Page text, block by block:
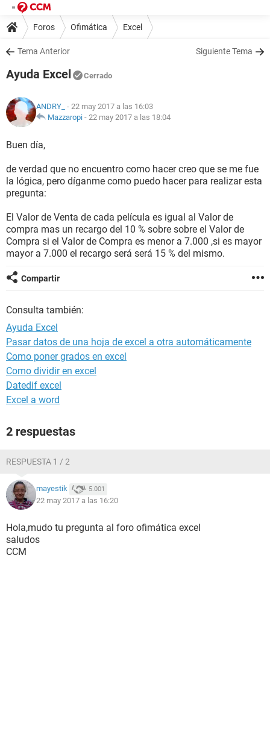
Foros Ofimática Excel
Tema Anterior Siguiente Tema
Ayuda Excel Cerrado
ANDRY_ - 22 may 2017 a las 16:03
Mazzaropi - 22 may 2017 a las 18:04
Buen día,
de verdad que no encuentro como hacer creo que se me fue
la lógica, pero díganme como puedo hacer para realizar esta
pregunta:
El Valor de Venta de cada película es igual al Valor de
compra mas un recargo del 10 % sobre sobre el Valor de
Compra si el Valor de Compra es menor a 7.000 ,si es mayor
mayor a 7.000 el recargo será será 15 % del mismo.
Compartir
Consulta también:
Ayuda Excel
Pasar datos de una hoja de excel a otra automáticamente
Como poner grados en excel
Como dividir en excel
Datedif excel
Excel a word
2 respuestas
RESPUESTA 1 / 2
mayestik 5.001
22 may 2017 a las 16:20
Hola,mudo tu pregunta al foro ofimática excel
saludos
CCM